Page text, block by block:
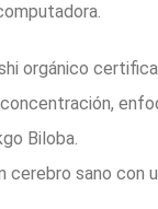
orgánico
Biloba.
cerebro sano con